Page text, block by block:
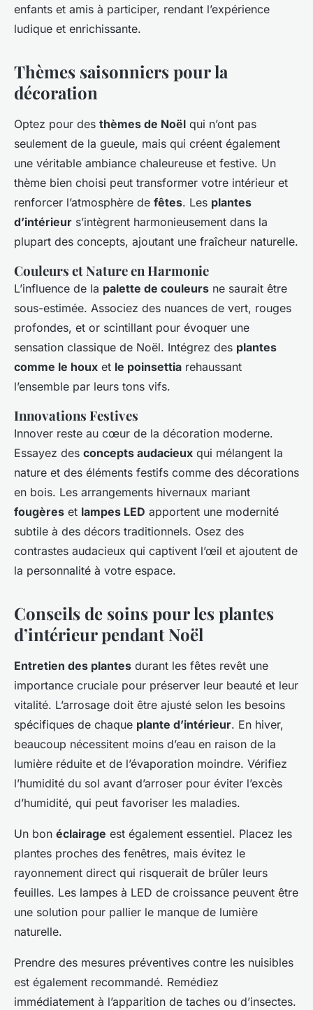
enfants et amis à participer, rendant l’expérience
ludique et enrichissante.
Thèmes saisonniers pour la
décoration
Optez pour des thèmes de Noël qui n’ont pas
seulement de la gueule, mais qui créent également
une véritable ambiance chaleureuse et festive. Un
thème bien choisi peut transformer votre intérieur et
renforcer l’atmosphère de fêtes. Les plantes
d’intérieur s’intègrent harmonieusement dans la
plupart des concepts, ajoutant une fraîcheur naturelle.
Couleurs et Nature en Harmonie
L’influence de la palette de couleurs ne saurait être
sous-estimée. Associez des nuances de vert, rouges
profondes, et or scintillant pour évoquer une
sensation classique de Noël. Intégrez des plantes
comme le houx et le poinsettia rehaussant
l’ensemble par leurs tons vifs.
Innovations Festives
Innover reste au cœur de la décoration moderne.
Essayez des concepts audacieux qui mélangent la
nature et des éléments festifs comme des décorations
en bois. Les arrangements hivernaux mariant
fougères et lampes LED apportent une modernité
subtile à des décors traditionnels. Osez des
contrastes audacieux qui captivent l’œil et ajoutent de
la personnalité à votre espace.
Conseils de soins pour les plantes
d’intérieur pendant Noël
Entretien des plantes durant les fêtes revêt une
importance cruciale pour préserver leur beauté et leur
vitalité. L’arrosage doit être ajusté selon les besoins
spécifiques de chaque plante d’intérieur. En hiver,
beaucoup nécessitent moins d’eau en raison de la
lumière réduite et de l’évaporation moindre. Vérifiez
l’humidité du sol avant d’arroser pour éviter l’excès
d’humidité, qui peut favoriser les maladies.
Un bon éclairage est également essentiel. Placez les
plantes proches des fenêtres, mais évitez le
rayonnement direct qui risquerait de brûler leurs
feuilles. Les lampes à LED de croissance peuvent être
une solution pour pallier le manque de lumière
naturelle.
Prendre des mesures préventives contre les nuisibles
est également recommandé. Remédiez
immédiatement à l’apparition de taches ou d’insectes.